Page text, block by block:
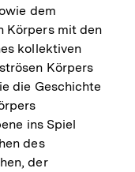
dem
Körpers mit den
kollektiven
Körpers
die Geschichte
ins Spiel
des
der